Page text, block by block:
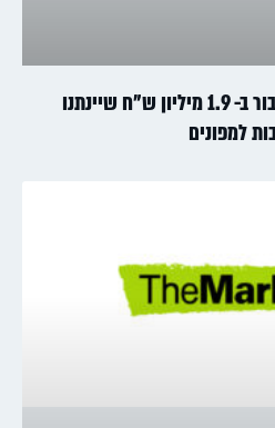
אסטרל תפצה את הציבור ב- 1.9 מיליון ש"ח שיינתנו
למפונים